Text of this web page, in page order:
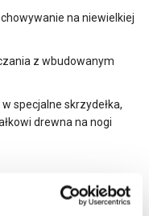
na niewielkiej
z wbudowanym
specjalne skrzydełka,
drewna na nogi